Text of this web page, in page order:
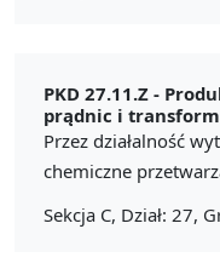
PKD 27.11.Z -
prądnic i
Przez działalność
chemiczne
Sekcja C, Dział: 27,